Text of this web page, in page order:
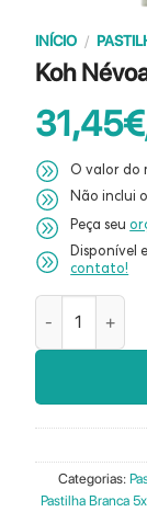
INÍCIO /
Koh
31,45€
O valor do
Não inclui
Peça seu
Disponível
contato!
Categorias:
Pastilha Branca